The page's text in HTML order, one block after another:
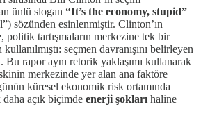
ünlü slogan “It’s the economy, stupid”
sözünden esinlenmiştir. Clinton’ın
politik tartışmaların merkezine tek bir
seçmen davranışını belirleyen
rapor aynı retorik yaklaşımı kullanarak
merkezinde yer alan ana faktöre
küresel ekonomik risk ortamında
açık biçimde enerji şokları haline